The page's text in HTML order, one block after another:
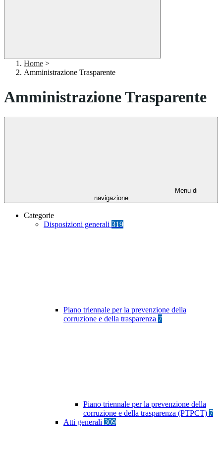
Home >
Amministrazione Trasparente
Amministrazione Trasparente
Menu di
navigazione
Categorie
Disposizioni generali 319
Piano triennale per la prevenzione della
corruzione e della trasparenza 7
Piano triennale per la prevenzione della
corruzione e della trasparenza (PTPCT) 7
Atti generali 309